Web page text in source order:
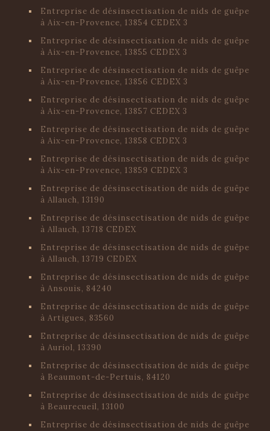
Entreprise de désinsectisation de nids de guêpe
à Aix-en-Provence, 13854 CEDEX 3
Entreprise de désinsectisation de nids de guêpe
à Aix-en-Provence, 13855 CEDEX 3
Entreprise de désinsectisation de nids de guêpe
à Aix-en-Provence, 13856 CEDEX 3
Entreprise de désinsectisation de nids de guêpe
à Aix-en-Provence, 13857 CEDEX 3
Entreprise de désinsectisation de nids de guêpe
à Aix-en-Provence, 13858 CEDEX 3
Entreprise de désinsectisation de nids de guêpe
à Aix-en-Provence, 13859 CEDEX 3
Entreprise de désinsectisation de nids de guêpe
à Allauch, 13190
Entreprise de désinsectisation de nids de guêpe
à Allauch, 13718 CEDEX
Entreprise de désinsectisation de nids de guêpe
à Allauch, 13719 CEDEX
Entreprise de désinsectisation de nids de guêpe
à Ansouis, 84240
Entreprise de désinsectisation de nids de guêpe
à Artigues, 83560
Entreprise de désinsectisation de nids de guêpe
à Auriol, 13390
Entreprise de désinsectisation de nids de guêpe
à Beaumont-de-Pertuis, 84120
Entreprise de désinsectisation de nids de guêpe
à Beaurecueil, 13100
Entreprise de désinsectisation de nids de guêpe